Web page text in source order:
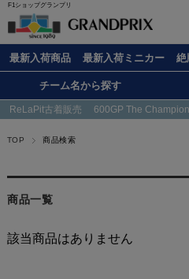
F1ショップグランプリ
最新入荷商品 最新入荷ミニカー 絶
チーム名から探す
ReLaPit古着販売 600GP The
TOP 商品検索
商品一覧
該当商品はありません